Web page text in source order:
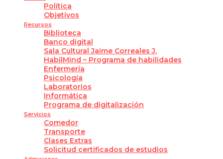
Política
Objetivos
Recursos
Biblioteca
Banco digital
Sala Cultural Jaime Correales J.
HabilMind – Programa de habilidades
Enfermería
Psicología
Laboratorios
Informática
Programa de digitalización
Servicios
Comedor
Transporte
Clases Extras
Solicitud certificados de estudios